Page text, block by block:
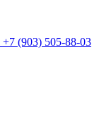
+7 (903) 505-88-03